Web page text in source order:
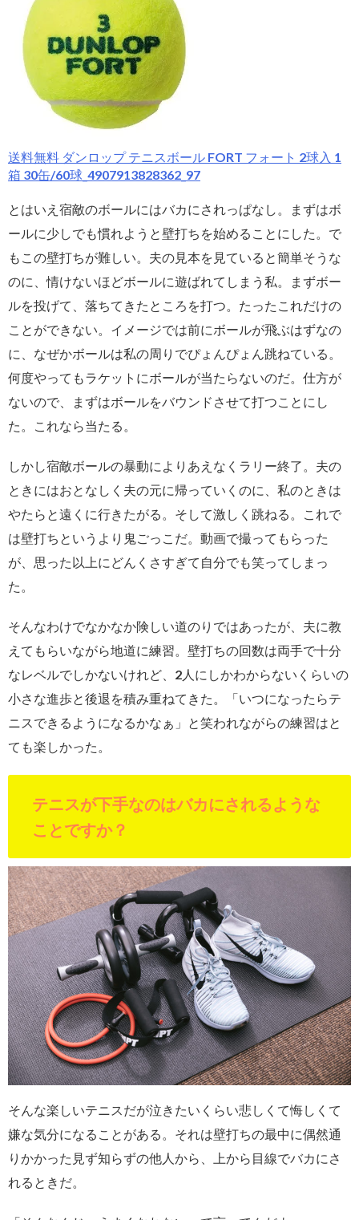
送料無料 ダンロップ テニスボール FORT フォート 2球入 1
箱 30缶/60球_4907913828362_97
とはいえ宿敵のボールにはバカにされっぱなし。まずはボ
ールに少しでも慣れようと壁打ちを始めることにした。で
もこの壁打ちが難しい。夫の見本を見ていると簡単そうな
のに、情けないほどボールに遊ばれてしまう私。まずボー
ルを投げて、落ちてきたところを打つ。たったこれだけの
ことができない。イメージでは前にボールが飛ぶはずなの
に、なぜかボールは私の周りでぴょんぴょん跳ねている。
何度やってもラケットにボールが当たらないのだ。仕方が
ないので、まずはボールをバウンドさせて打つことにし
た。これなら当たる。
しかし宿敵ボールの暴動によりあえなくラリー終了。夫の
ときにはおとなしく夫の元に帰っていくのに、私のときは
やたらと遠くに行きたがる。そして激しく跳ねる。これで
は壁打ちというより鬼ごっこだ。動画で撮ってもらった
が、思った以上にどんくさすぎて自分でも笑ってしまっ
た。
そんなわけでなかなか険しい道のりではあったが、夫に教
えてもらいながら地道に練習。壁打ちの回数は両手で十分
なレベルでしかないけれど、2人にしかわからないくらいの
小さな進歩と後退を積み重ねてきた。「いつになったらテ
ニスできるようになるかなぁ」と笑われながらの練習はと
ても楽しかった。
テニスが下手なのはバカにされるような
ことですか？
そんな楽しいテニスだが泣きたいくらい悲しくて悔しくて
嫌な気分になることがある。それは壁打ちの最中に偶然通
りかかった見ず知らずの他人から、上から目線でバカにさ
れるときだ。